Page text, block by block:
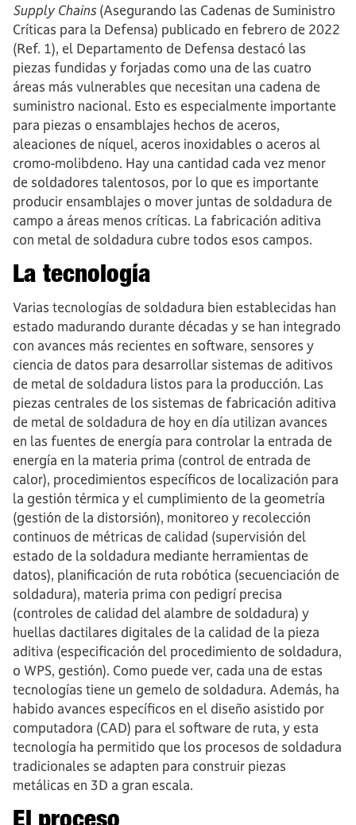
Supply Chains(Asegurando las Cadenas de Suministro
Críticas para la Defensa) publicado en febrero de 2022
(Ref. 1), el Departamento de Defensa destacó las
piezas fundidas y forjadas como una de las cuatro
áreas más vulnerables que necesitan una cadena de
suministro nacional. Esto es especialmente importante
para piezas o ensamblajes hechos de aceros,
aleaciones de níquel, aceros inoxidables o aceros al
cromo-molibdeno. Hay una cantidad cada vez menor
de soldadores talentosos, por lo que es importante
producir ensamblajes o mover juntas de soldadura de
campo a áreas menos críticas. La fabricación aditiva
con metal de soldadura cubre todos esos campos.
La tecnología
Varias tecnologías de soldadura bien establecidas han
estado madurando durante décadas y se han integrado
con avances más recientes en software, sensores y
ciencia de datos para desarrollar sistemas de aditivos
de metal de soldadura listos para la producción. Las
piezas centrales de los sistemas de fabricación aditiva
de metal de soldadura de hoy en día utilizan avances
en las fuentes de energía para controlar la entrada de
energía en la materia prima (control de entrada de
calor), procedimientos específicos de localización para
la gestión térmica y el cumplimiento de la geometría
(gestión de la distorsión), monitoreo y recolección
continuos de métricas de calidad (supervisión del
estado de la soldadura mediante herramientas de
datos), planificación de ruta robótica (secuenciación de
soldadura), materia prima con pedigrí precisa
(controles de calidad del alambre de soldadura) y
huellas dactilares digitales de la calidad de la pieza
aditiva (especificación del procedimiento de soldadura,
o WPS, gestión). Como puede ver, cada una de estas
tecnologías tiene un gemelo de soldadura. Además, ha
habido avances específicos en el diseño asistido por
computadora (CAD) para el software de ruta, y esta
tecnología ha permitido que los procesos de soldadura
tradicionales se adapten para construir piezas
metálicas en 3D a gran escala.